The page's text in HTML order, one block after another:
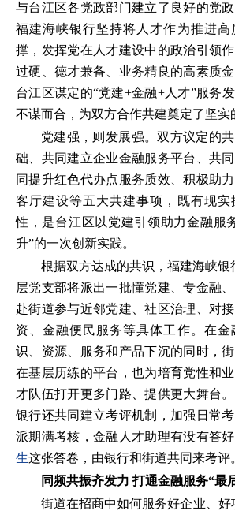
与台江区各党政部门建立了良好的党
福建海峡银行坚持将人才作为推进高
撑，发挥党在人才建设中的政治引领
过硬、德才兼备、业务精良的高素质
台江区谋定的“党建+金融+人才”服务
不谋而合，为双方合作共建奠定了坚实
党建强，则发展强。双方议定的
础、共同建立企业金融服务平台、共
同提升红色代办点服务质效、积极助
客厅建设等五大共建事项，既有现实
性，是台江区以党建引领助力金融服
升”的一次创新实践。
根据双方达成的共识，福建海峡银
层党支部将派出一批懂党建、专金融
赴街道参与近邻党建、社区治理、对接
资、金融便民服务等具体工作。在金
识、资源、服务和产品下沉的同时，
在基层历练的平台，也为培育党性和
才队伍打开更多门路、提供更大舞台
银行还共同建立考评机制，加强日常
派期满考核，金融人才助理有没有答
生这张答卷，由银行和街道共同来考评
同频共振齐发力 打通金融服务“最
街道在招商中如何服务好企业、好